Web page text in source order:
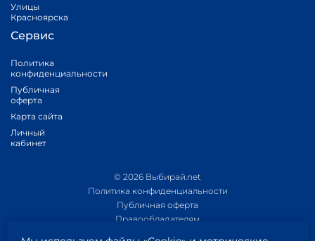
Улицы
Красноярска
Сервис
Политика
конфиденциальности
Публичная
оферта
Карта сайта
Личный
кабинет
© 2026 Выбирай.net
Политика конфиденциальности
Публичная оферта
Правообладателям